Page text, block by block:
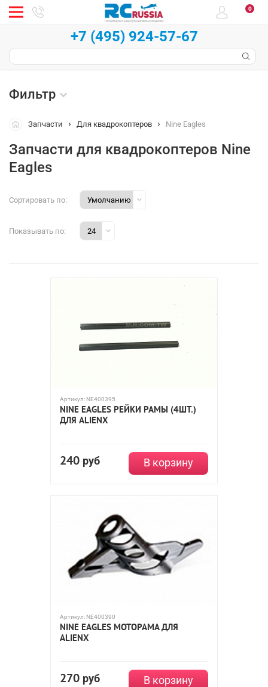
0
+7 (495) 924-57-67
Фильтр
Запчасти Для квадрокоптеров Nine Eagles
Запчасти для квадрокоптеров Nine
Eagles
Сортировать по:
Показывать по:
Артикул: NE400395
NINE EAGLES РЕЙКИ РАМЫ (4ШТ.)
ДЛЯ ALIENX
240 руб В корзину
Артикул: NE400390
NINE EAGLES МОТОРАМА ДЛЯ
ALIENX
270 руб В корзину